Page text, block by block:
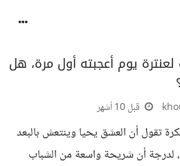
لعنترة يوم أعجبته أول مرة، هل
قبل 10 أشهر
تقول أن العشق يحيا وينتعش بالبعد
، لدرجة أن شريحة واسعة من الشباب